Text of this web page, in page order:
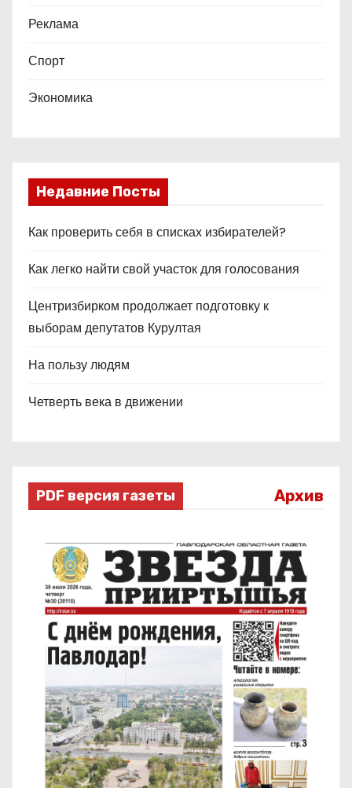
Реклама
Спорт
Экономика
Недавние Посты
Как проверить себя в списках избирателей?
Как легко найти свой участок для голосования
Центризбирком продолжает подготовку к
выборам депутатов Курултая
На пользу людям
Четверть века в движении
PDF версия газеты Архив